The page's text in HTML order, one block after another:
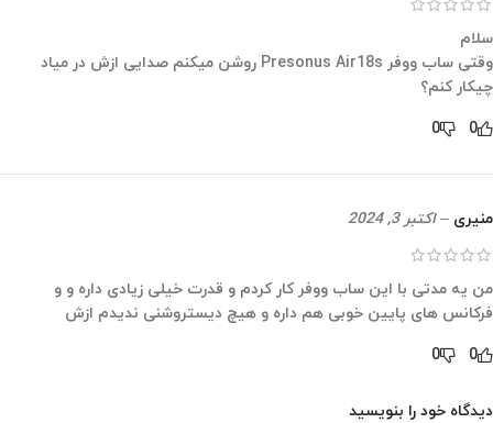
سلام
وقتی ساب ووفر Presonus Air18s روشن میکنم صدایی ازش در میاد
چیکار کنم؟
0
0
منیری – اکتبر 3, 2024
من یه مدتی با این ساب ووفر کار کردم و قدرت خیلی زیادی داره و و
فرکانس های پایین خوبی هم داره و هیچ دیستروشنی ندیدم ازش
0
0
دیدگاه خود را بنویسید